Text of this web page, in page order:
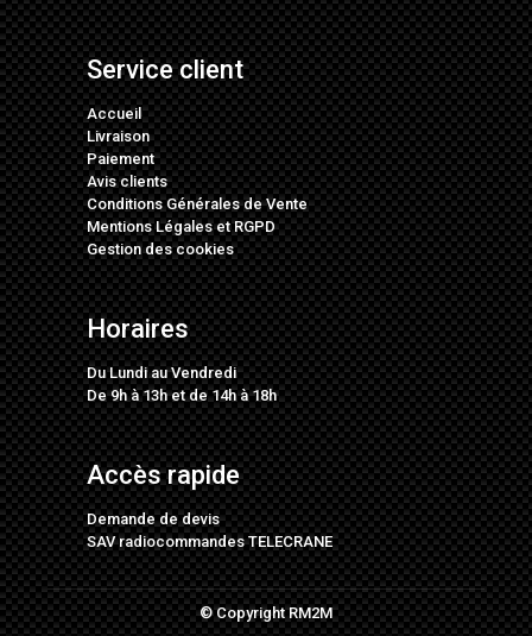
Service client
Accueil
Livraison
Paiement
Avis clients
Conditions Générales de Vente
Mentions LégalesetRGPD
Gestion des cookies
Horaires
Du Lundi au Vendredi
De 9h à 13h et de 14h à 18h
Accès rapide
Demande de devis
SAV radiocommandes TELECRANE
© Copyright RM2M